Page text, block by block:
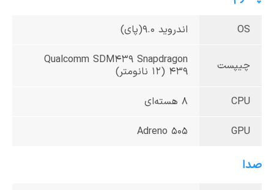
OS اندروید 9.0(پای)
چیپست
Qualcomm SDM439 Snapdragon
439 (12 نانومتر)
CPU 8 هسته‌ای
GPU
Adreno 505
صدا